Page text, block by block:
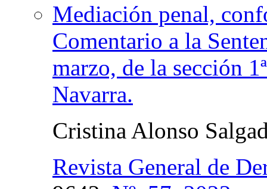
Mediación penal,
Comentario a la
marzo, de la sección
Navarra.
Cristina Alonso
Revista General de